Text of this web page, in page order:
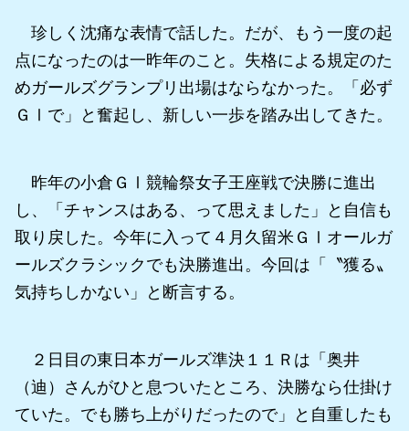
珍しく沈痛な表情で話した。だが、もう一度の起
点になったのは一昨年のこと。失格による規定のた
めガールズグランプリ出場はならなかった。「必ず
ＧⅠで」と奮起し、新しい一歩を踏み出してきた。
昨年の小倉ＧⅠ競輪祭女子王座戦で決勝に進出
し、「チャンスはある、って思えました」と自信も
取り戻した。今年に入って４月久留米ＧⅠオールガ
ールズクラシックでも決勝進出。今回は「〝獲る〟
気持ちしかない」と断言する。
２日目の東日本ガールズ準決１１Ｒは「奥井
（迪）さんがひと息ついたところ、決勝なら仕掛け
ていた。でも勝ち上がりだったので」と自重したも